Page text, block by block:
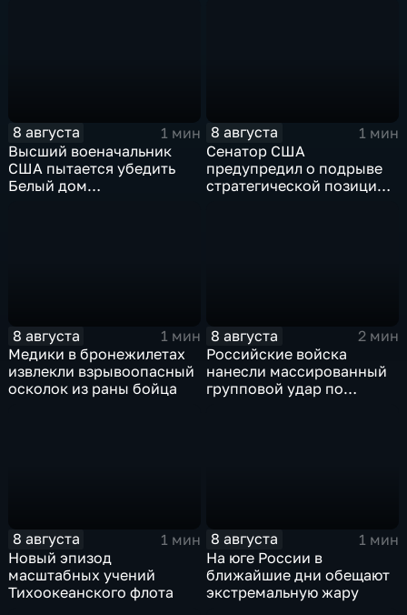
8 августа
1 мин
Высший военачальник
США пытается убедить
Белый дом
8 августа
1 мин
Сенатор США
предупредил о подрыве
стратегической позиции
8 августа
1 мин
Медики в бронежилетах
извлекли взрывоопасный
осколок из раны бойца
8 августа
2 мин
Российские войска
нанесли массированный
групповой удар по
8 августа
1 мин
Новый эпизод
масштабных учений
Тихоокеанского флота
8 августа
1 мин
На юге России в
ближайшие дни обещают
экстремальную жару